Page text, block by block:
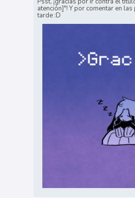
atención]"! Y por comentar en
tarde :D